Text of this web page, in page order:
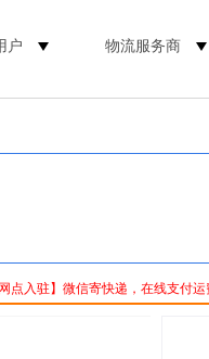
户 物流服务商
网点入驻】微信寄快递，在线支付